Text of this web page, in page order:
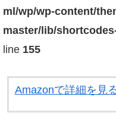
ml/wp/wp-content/
master/lib/
line 155
Amazonで詳細を見